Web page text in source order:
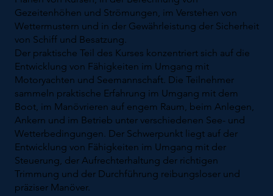
Gezeitenhöhen und Strömungen, im Verstehen von
Wettermustern und in der Gewährleistung der Sicherheit
von Schiff und Besatzung.
Der praktische Teil des Kurses konzentriert sich auf die
Entwicklung von Fähigkeiten im Umgang mit
Motoryachten und Seemannschaft. Die Teilnehmer
sammeln praktische Erfahrung im Umgang mit dem
Boot, im Manövrieren auf engem Raum, beim Anlegen,
Ankern und im Betrieb unter verschiedenen See- und
Wetterbedingungen. Der Schwerpunkt liegt auf der
Entwicklung von Fähigkeiten im Umgang mit der
Steuerung, der Aufrechterhaltung der richtigen
Trimmung und der Durchführung reibungsloser und
präziser Manöver.